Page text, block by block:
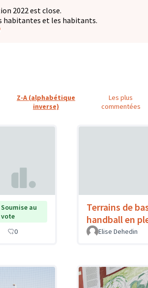
2022 est close.
habitantes et les habitants.
Z-A (alphabétique
inverse)
Les plus
commentées
Soumise au
vote
0
Terrains de
handball en
Elise Dehedin